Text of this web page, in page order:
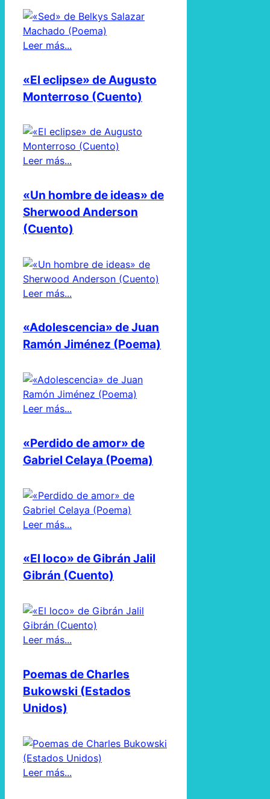
Leer más...
«El eclipse» de Augusto
Monterroso (Cuento)
Leer más...
«Un hombre de ideas» de
Sherwood Anderson
(Cuento)
Leer más...
«Adolescencia» de Juan
Ramón Jiménez (Poema)
Leer más...
«Perdido de amor» de
Gabriel Celaya (Poema)
Leer más...
«El loco» de Gibrán Jalil
Gibrán (Cuento)
Leer más...
Poemas de Charles
Bukowski (Estados
Unidos)
Leer más...